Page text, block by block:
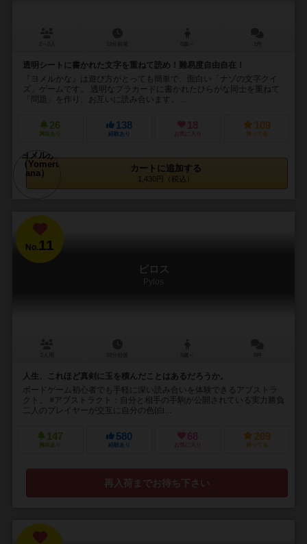
透明シートに書かれた文字を重ねて読め！難易度自由自在！
『ヨメルかな』は遊び方がとっても簡単で、面白い「ナゾの文字クイ
ズ」ゲームです。 透明なプラカードに書かれたひらがな同士を重ねて
「問題」を作り、お互いに読み合います。 ...
26
興味あり
138
経験あり
18
お気に入り
109
持ってる
カートに追加する
1,430円（税込）
No.11
ピロス
Pylos
人生、これほど真剣に玉を積んだことはあるだろうか。
ボードゲーム初心者でも手軽に深い読み合いを体験できるアブストラ
クト。 ※アブストラクト：自分と相手の手駒が公開されている実力勝負
二人のプレイヤーが交互に自分の色(白...
147
興味あり
580
経験あり
68
お気に入り
209
持ってる
再入荷までお待ち下さい